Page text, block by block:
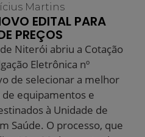
Martins
EDITAL PARA
PREÇOS
Niterói abriu a Cotação
Eletrônica nº
de selecionar a melhor
equipamentos e
à Unidade de
Saúde. O processo, que